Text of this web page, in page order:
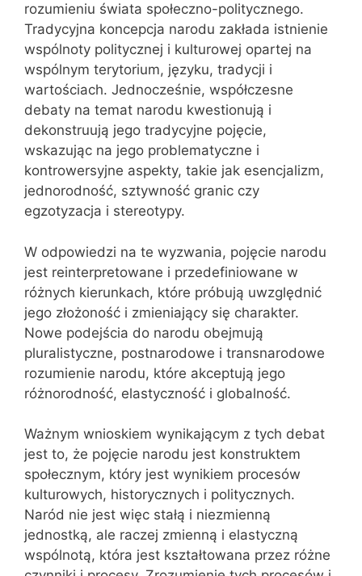
rozumieniu świata społeczno-politycznego.
Tradycyjna koncepcja narodu zakłada istnienie
wspólnoty politycznej i kulturowej opartej na
wspólnym terytorium, języku, tradycji i
wartościach. Jednocześnie, współczesne
debaty na temat narodu kwestionują i
dekonstruują jego tradycyjne pojęcie,
wskazując na jego problematyczne i
kontrowersyjne aspekty, takie jak esencjalizm,
jednorodność, sztywność granic czy
egzotyzacja i stereotypy.
W odpowiedzi na te wyzwania, pojęcie narodu
jest reinterpretowane i przedefiniowane w
różnych kierunkach, które próbują uwzględnić
jego złożoność i zmieniający się charakter.
Nowe podejścia do narodu obejmują
pluralistyczne, postnarodowe i transnarodowe
rozumienie narodu, które akceptują jego
różnorodność, elastyczność i globalność.
Ważnym wnioskiem wynikającym z tych debat
jest to, że pojęcie narodu jest konstruktem
społecznym, który jest wynikiem procesów
kulturowych, historycznych i politycznych.
Naród nie jest więc stałą i niezmienną
jednostką, ale raczej zmienną i elastyczną
wspólnotą, która jest kształtowana przez różne